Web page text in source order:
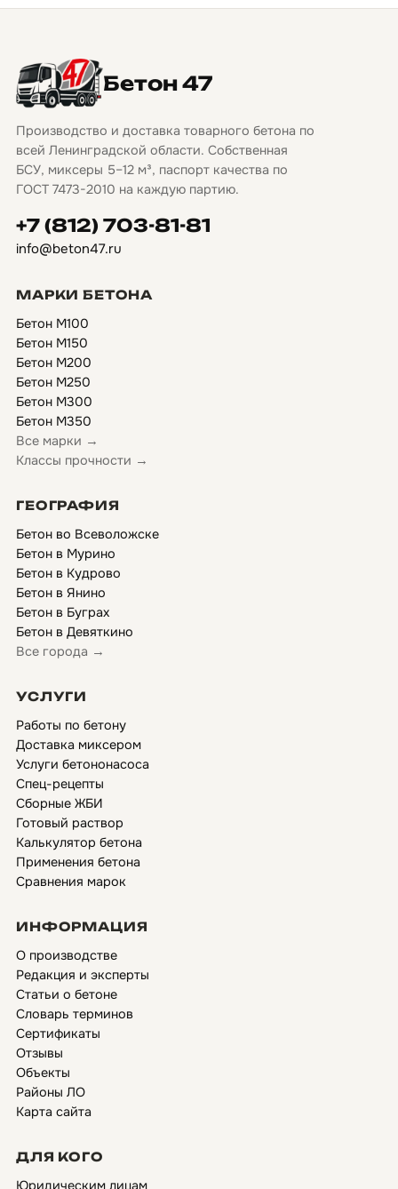
Бетон 47
Производство и доставка товарного бетона по
всей Ленинградской области. Собственная
БСУ, миксеры 5–12 м³, паспорт качества по
ГОСТ 7473-2010 на каждую партию.
+7 (812) 703-81-81
info@beton47.ru
МАРКИ БЕТОНА
Бетон М100
Бетон М150
Бетон М200
Бетон М250
Бетон М300
Бетон М350
Все марки →
Классы прочности →
ГЕОГРАФИЯ
Бетон во Всеволожске
Бетон в Мурино
Бетон в Кудрово
Бетон в Янино
Бетон в Буграх
Бетон в Девяткино
Все города →
УСЛУГИ
Работы по бетону
Доставка миксером
Услуги бетононасоса
Спец-рецепты
Сборные ЖБИ
Готовый раствор
Калькулятор бетона
Применения бетона
Сравнения марок
ИНФОРМАЦИЯ
О производстве
Редакция и эксперты
Статьи о бетоне
Словарь терминов
Сертификаты
Отзывы
Объекты
Районы ЛО
Карта сайта
ДЛЯ КОГО
Юридическим лицам